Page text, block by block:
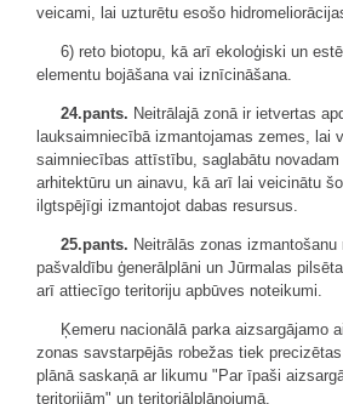
veicami, lai uzturētu esošo
6) reto biotopu, kā arī ekoloģiski un
elementu bojāšana vai iznīcināšana.
24.pants. Neitrālajā zonā ir ietvertas
lauksaimniecībā izmantojamas zemes, lai
saimniecības attīstību, saglabātu
arhitektūru un ainavu, kā arī lai veicinātu
ilgtspējīgi izmantojot dabas resursus.
25.pants. Neitrālās zonas
pašvaldību ģenerālplāni un Jūrmalas
arī attiecīgo teritoriju apbūves noteikumi.
Ķemeru nacionālā parka aizsargājamo
zonas savstarpējās robežas tiek
plānā saskaņā ar likumu "Par īpaši
teritorijām" un teritoriālplānojumā.